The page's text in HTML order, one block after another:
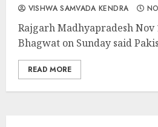
VISHWA SAMVADA KENDRA
Rajgarh Madhyapradesh Nov
Bhagwat on Sunday said
READ MORE